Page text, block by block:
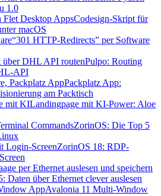
1.0
Codesign-Skript für
macOS
“301 HTTP-Redirects” per Software
Pulpo: Routing
API
Packplatz App:
am Packtisch
Landingpage mit KI-Power: Aloe
ZorinOS: Die Top 5
ZorinOS 18: RDP-
Daten über Ethernet clever auslesen
Avalonia 11 Multi-Window